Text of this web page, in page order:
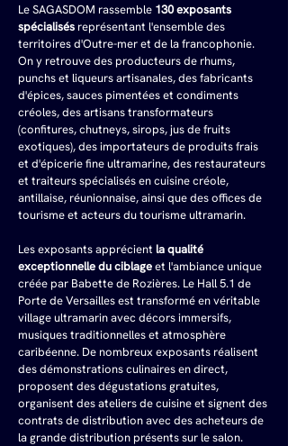
Le SAGASDOM rassemble 130 exposants
spécialisés représentant l'ensemble des
territoires d'Outre-mer et de la francophonie.
On y retrouve des producteurs de rhums,
punchs et liqueurs artisanales, des fabricants
d'épices, sauces pimentées et condiments
créoles, des artisans transformateurs
(confitures, chutneys, sirops, jus de fruits
exotiques), des importateurs de produits frais
et d'épicerie fine ultramarine, des restaurateurs
et traiteurs spécialisés en cuisine créole,
antillaise, réunionnaise, ainsi que des offices de
tourisme et acteurs du tourisme ultramarin.
Les exposants apprécient la qualité
exceptionnelle du ciblage et l'ambiance unique
créée par Babette de Rozières. Le Hall 5.1 de
Porte de Versailles est transformé en véritable
village ultramarin avec décors immersifs,
musiques traditionnelles et atmosphère
caribéenne. De nombreux exposants réalisent
des démonstrations culinaires en direct,
proposent des dégustations gratuites,
organisent des ateliers de cuisine et signent des
contrats de distribution avec des acheteurs de
la grande distribution présents sur le salon.